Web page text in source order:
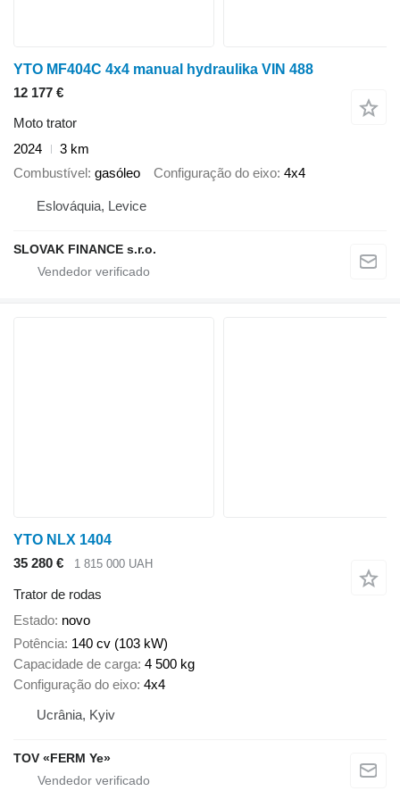
YTO MF404C 4x4 manual hydraulika VIN 488
12 177 €
Moto trator
2024
3 km
Combustível gasóleo Configuração do eixo 4x4
Eslováquia, Levice
SLOVAK FINANCE s.r.o.
YTO NLX 1404
35 280 €
1 815 000 UAH
Trator de rodas
Estado novo
Potência 140 cv (103 kW)
Capacidade de carga 4 500 kg
Configuração do eixo 4x4
Ucrânia, Kyiv
TOV «FERM Ye»